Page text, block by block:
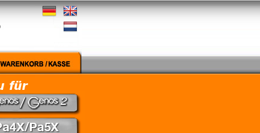
Theuns Jordaan & Juanita du Plessis // Kein Gefühl - Marius Müller-Westerhagen //